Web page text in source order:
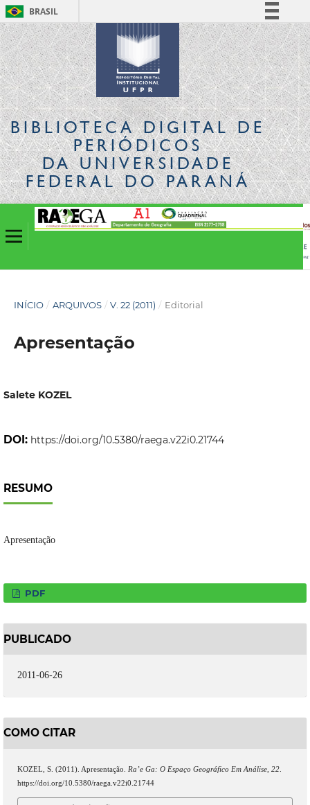
BRASIL
Simplifique!
Comunica BR
Participe
Acesso à informação
Legislação
Canais
BIBLIOTECA DIGITALDE
PERIÓDICOS
DA UNIVERSIDADE
FEDERAL DO PARANÁ
INÍCIO / ARQUIVOS / V. 22 (2011) / Editorial
Apresentação
Salete KOZEL
DOI: https://doi.org/10.5380/raega.v22i0.21744
RESUMO
Apresentação
PDF
PUBLICADO
2011-06-26
COMO CITAR
KOZEL, S. (2011). Apresentação. Ra’e Ga: O Espaço Geográfico Em Análise, 22.
https://doi.org/10.5380/raega.v22i0.21744